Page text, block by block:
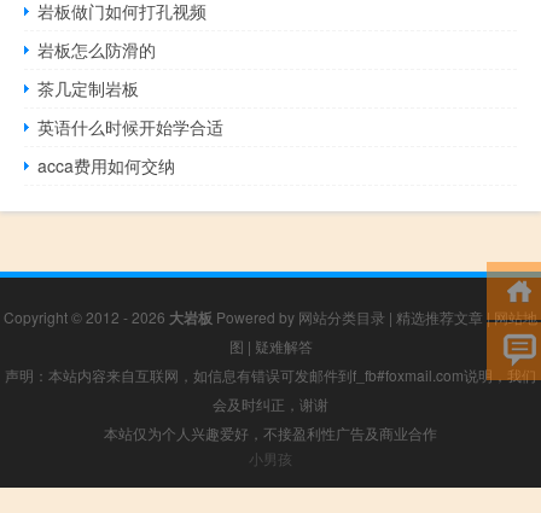
岩板做门如何打孔视频
岩板怎么防滑的
茶几定制岩板
英语什么时候开始学合适
acca费用如何交纳
Copyright © 2012 - 2026 大岩板 Powered by 网站分类目录 | 精选推荐文章 |网站地
图 | 疑难解答
声明：本站内容来自互联网，如信息有错误可发邮件到f_fb#foxmail.com说明，我们
会及时纠正，谢谢
本站仅为个人兴趣爱好，不接盈利性广告及商业合作
小男孩